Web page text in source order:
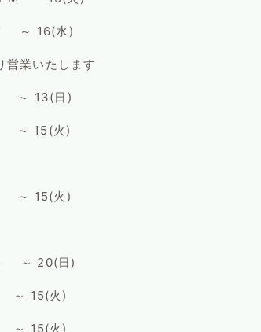
～ 16(水)
業いたします
13(日)
～ 15(火)
15(火)
20(日)
15(火)
15(火)